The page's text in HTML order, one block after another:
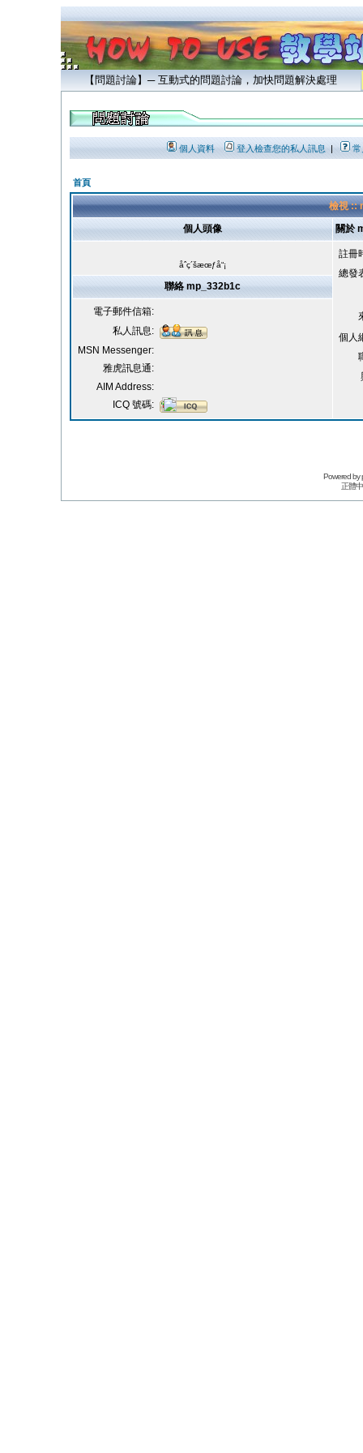
【問題討論】─ 互動式的問題討論，加快問題解決處理
個人資料 登入檢查您的私人訊息| 常
首頁
檢視 ::
個人頭像
關於
åˆç´šæœƒå“¡
註冊
總發
個人
聯絡 mp_332b1c
電子郵件信箱:
私人訊息:
MSN Messenger:
雅虎訊息通:
AIM Address:
ICQ 號碼:
Powered by
正體